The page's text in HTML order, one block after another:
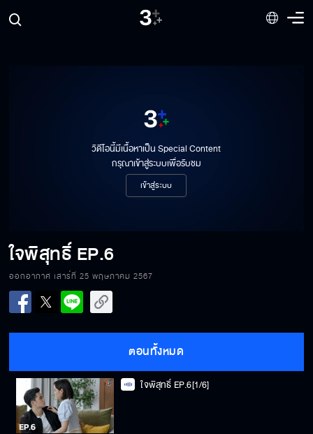
วิดีโอนี้มีเนื้อหาเป็น Special Content
กรุณาเข้าสู่ระบบเพื่อรับชม
เข้าสู่ระบบ
ใจพิสุทธิ์ EP.6
ออกอากาศ เสาร์ที่ 25 พฤษภาคม 2567
ตอนทั้งหมด
ใจพิสุทธิ์ EP.6[1/6]